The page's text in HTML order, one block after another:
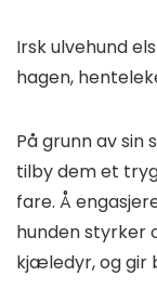
Irsk ulvehund
hagen,
På grunn av
tilby dem et
fare. Å
hunden styrker
kjæledyr, og gir